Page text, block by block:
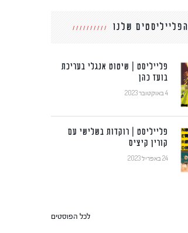
הפלייליסטים שלנו
פלייליסט | שיטוט אנגלי בעריכת
בועז כהן
4 באוקטובר 2023
פלייליסט | רוקדות בשלישי עם
קורין קיציס
24 באפריל 2023
לכל הפוסטים